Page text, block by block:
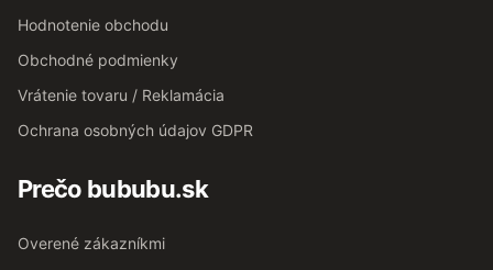
Hodnotenie obchodu
Obchodné podmienky
Vrátenie tovaru / Reklamácia
Ochrana osobných údajov GDPR
Prečo bububu.sk
Overené zákazníkmi